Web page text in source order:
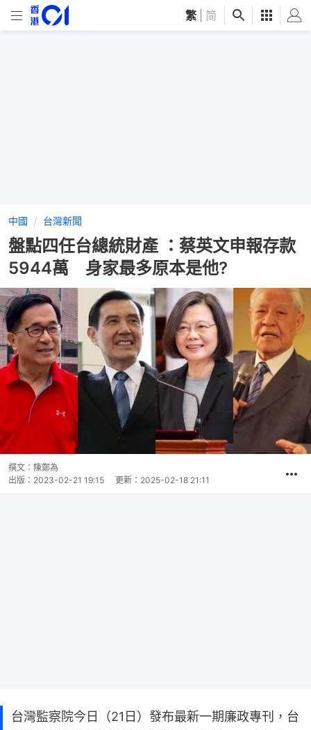
繁 简
中國 台灣新聞
盤點四任台總統財產 ：蔡英文申報存款
5944萬 身家最多原本是他?
撰文： 陳鄭為
出版： 2023-02-21 19:15 更新： 2025-02-18 21:11
台灣監察院今日（21日）發布最新一期廉政專刊，台